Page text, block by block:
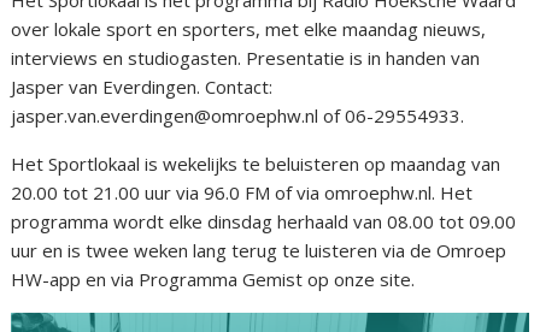
over lokale sport en sporters, met elke maandag nieuws,
interviews en studiogasten. Presentatie is in handen van
Jasper van Everdingen. Contact:
jasper.van.everdingen@omroephw.nl of 06-29554933.
Het Sportlokaal is wekelijks te beluisteren op maandag van
20.00 tot 21.00 uur via 96.0 FM of via omroephw.nl. Het
programma wordt elke dinsdag herhaald van 08.00 tot 09.00
uur en is twee weken lang terug te luisteren via de Omroep
HW-app en via Programma Gemist op onze site.